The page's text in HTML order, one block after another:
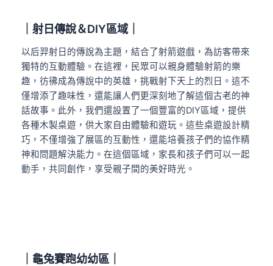
｜射日傳說＆DIY區域｜
以后羿射日的傳說為主題，結合了射箭遊戲，為訪客帶來
獨特的互動體驗。在這裡，民眾可以親身體驗射箭的樂
趣，彷彿成為傳說中的英雄，挑戰射下天上的烈日。這不
僅增添了趣味性，還能讓人們更深刻地了解這個古老的神
話故事。此外，我們還設置了一個豐富的DIY區域，提供
各種木製桌遊，供大家自由體驗和遊玩。這些桌遊設計精
巧，不僅增強了展區的互動性，還能培養孩子們的協作精
神和問題解決能力。在這個區域，家長和孩子們可以一起
動手，共同創作，享受親子間的美好時光。
｜龜兔賽跑幼幼區｜